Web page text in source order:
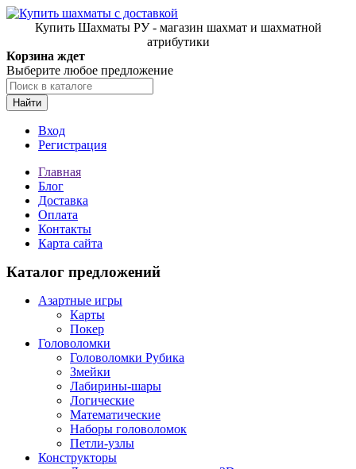
Купить Шахматы РУ - магазин шахмат и шахматной
атрибутики
Корзина ждет
Выберите любое предложение
Найти
Вход
Регистрация
Главная
Блог
Доставка
Оплата
Контакты
Карта сайта
Каталог предложений
Азартные игры
Карты
Покер
Головоломки
Головоломки Рубика
Змейки
Лабирины-шары
Логические
Математические
Наборы головоломок
Петли-узлы
Конструкторы